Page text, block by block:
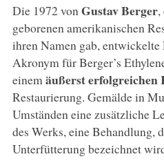
Die 1972 von Gustav Berger,
geborenen amerikanischen
ihren Namen gab,
Akronym für Berger’s
einem äußerst erfolgreichen
Restaurierung. Gemälde in
Umständen eine zusätzliche
des Werks, eine Behandlung,
Unterfütterung bezeichnet